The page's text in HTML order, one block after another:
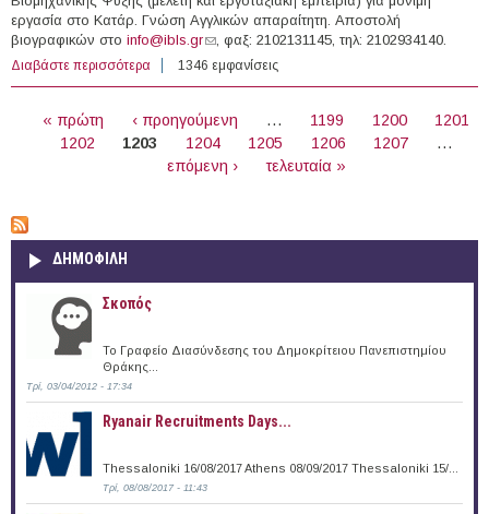
εργασία στο Κατάρ. Γνώση Αγγλικών απαραίτητη. Αποστολή
βιογραφικών στο info@ibls.gr(link sends e-mail)
, φαξ: 2102131145, τηλ: 2102934140.
Διαβάστε περισσότερα για Θέσεις εργασίας Μηχανικών σ' Ελλάδα & Εξωτερικό
(29-02-2016)
1346 εμφανίσεις
« πρώτη ‹ προηγούμενη … 1199 1200
1201
1202
1203 1204 1205 1206 1207
…
επόμενη ›
τελευταία »
ΔΗΜΟΦΙΛΗ
Σκοπός
Το Γραφείο Διασύνδεσης του Δημοκρίτειου Πανεπιστημίου
Θράκης...
Τρί, 03/04/2012 - 17:34
Ryanair Recruitments Days...
Thessaloniki 16/08/2017 Athens 08/09/2017 Thessaloniki 15/...
Τρί, 08/08/2017 - 11:43